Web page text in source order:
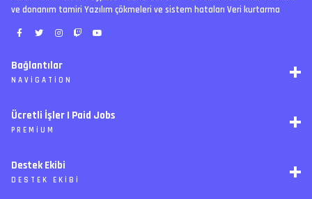
ve donanım tamiri Yazılım çökmeleri ve sistem hataları Veri kurtarma
Bağlantılar
NAVIGATION
Arşiv
Ajanda
Forum Yönetimi
Forumları Okundu Kabul Et
Ücretli İşler | Paid Jobs
PREMIUM
Paketler
Özel tema
Destek Ekibi
DESTEK EKIBI